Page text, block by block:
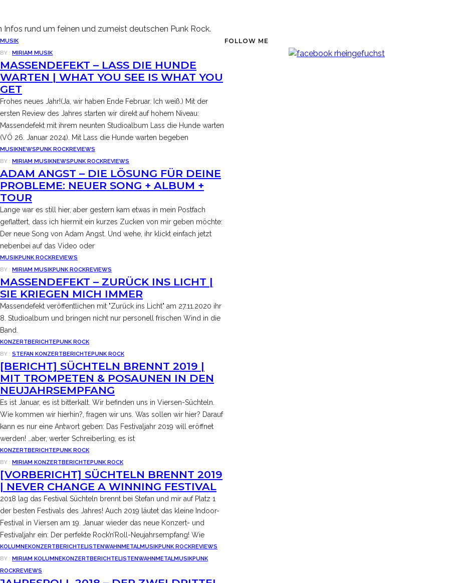
rund um feinen und zumeist deutschen Punk Rock.
MUSIK
BY : MIRIAM MUSIK
MASSENDEFEKT – LASS DIE HUNDE
WARTEN | WHAT YOU SEE IS WHAT YOU
GET
Frohes neues Jahr!(Ja, wir haben Ende Februar. Ich weiß.) Mit der
ersten Review des Jahres starten wir direkt auf hohem Niveau:
Massendefekt mit ihrem neunten Studioalbum Lass die Hunde warten
(VÖ 26. Januar 2024). Mit Lass die Hunde warten begeben
MUSIKNEWSPUNK ROCKREVIEWS
BY : MIRIAM MUSIKNEWSPUNK ROCKREVIEWS
ADAM ANGST – DIE LÖSUNG FÜR DEINE
PROBLEME: NEUER SONG + ALBUM +
TOUR
Lange war es still hier, aber gestern kam etwas in mein Postfach
geflattert, dass ich hiermit ein kurzes Zucken von mir geben möchte:
Der neue Song von Adam Angst. Und wehe, ihr klickt einfach jetzt
nebenbei auf das Video oder
MUSIKPUNK ROCKREVIEWS
BY : MIRIAM MUSIKPUNK ROCKREVIEWS
MASSENDEFEKT – ZURÜCK INS LICHT |
SIE KRIEGEN MICH IMMER
Massendefekt veröffentlichen mit "Zurück ins Licht" am 27.11.2020 ihr
8. Studioalbum und bringen nicht nur personell frischen Wind in die
Band.
KONZERTBERICHTEPUNK ROCK
BY : STEFAN KONZERTBERICHTEPUNK ROCK
[BERICHT] SÜCHTELN BRENNT 2019 |
MIT TROMPETEN & POSAUNEN IN DEN
NEUJAHRSEMPFANG
Es ist Januar, es ist bitterkalt. Wir befinden uns in Viersen-Süchteln.
Wie kommen wir hierhin?, fragen wir uns. Was sollen wir hier? Darauf
kann es nur eine Antwort geben: Das Festivaljahr 2019 will eröffnet
werden! …aber, werter Schreiberling, es ist
KONZERTBERICHTEPUNK ROCK
BY : MIRIAM KONZERTBERICHTEPUNK ROCK
[VORBERICHT] SÜCHTELN BRENNT 2019
| NEVER CHANGE A WINNING FESTIVAL
2018 lag das Festival Süchteln brennt bei Stefan und mir auf Platz 1
der besten Festivals des Jahres! Auch 2019 läutet das kleine Indoor-
Festival in Viersen am 19. Januar wieder das neue Konzert- und
Festivaljahr ein: Der perfekte Rock’n’Roll-Neujahrsempfang! Wie
KOLUMNEKONZERTBERICHTELISTENWAHNMETALMUSIKPUNK ROCKREVIEWS
BY : MIRIAM KOLUMNEKONZERTBERICHTELISTENWAHNMETALMUSIKPUNK
ROCKREVIEWS
FOLLOW ME